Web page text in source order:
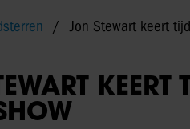
Jon Stewart keert
KEERT